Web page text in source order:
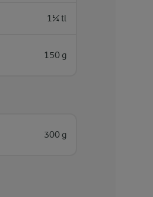
1¼ tl
150 g
300 g